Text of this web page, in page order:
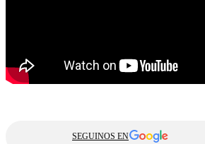
SEGUINOS EN